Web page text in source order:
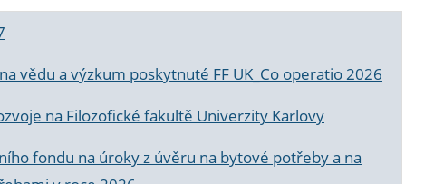
vědu a výzkum poskytnuté FF UK_Co operatio 2026
na Filozofické fakultě Univerzity Karlovy
fondu na úroky z úvěru na bytové potřeby a na